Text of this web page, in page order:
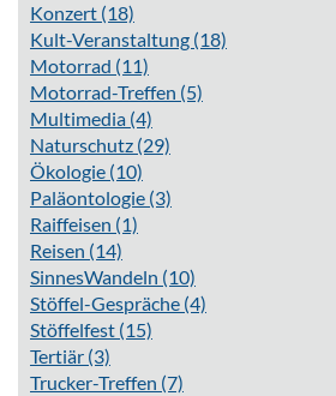
Konzert (18)
Kult-Veranstaltung (18)
Motorrad (11)
Motorrad-Treffen (5)
Multimedia (4)
Naturschutz (29)
Ökologie (10)
Paläontologie (3)
Raiffeisen (1)
Reisen (14)
SinnesWandeln (10)
Stöffel-Gespräche (4)
Stöffelfest (15)
Tertiär (3)
Trucker-Treffen (7)